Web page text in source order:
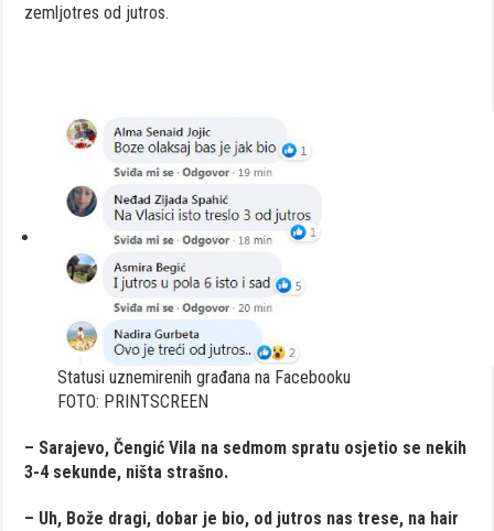
zemljotres od jutros.
Statusi uznemirenih građana na Facebooku
FOTO: PRINTSCREEN
– Sarajevo, Čengić Vila na sedmom spratu osjetio se nekih
3-4 sekunde, ništa strašno.
– Uh, Bože dragi, dobar je bio, od jutros nas trese, na hair